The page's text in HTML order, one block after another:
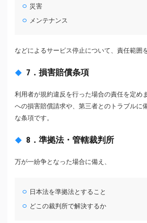
災害
メンテナンス
などによるサービス停止について、責任範囲
7．損害賠償条項
利用者が規約違反を行った場合の責任を定め
への損害賠償請求や、第三者とのトラブルに
な条項です。
8．準拠法・管轄裁判所
万が一紛争となった場合に備え、
日本法を準拠法とすること
どこの裁判所で解決するか